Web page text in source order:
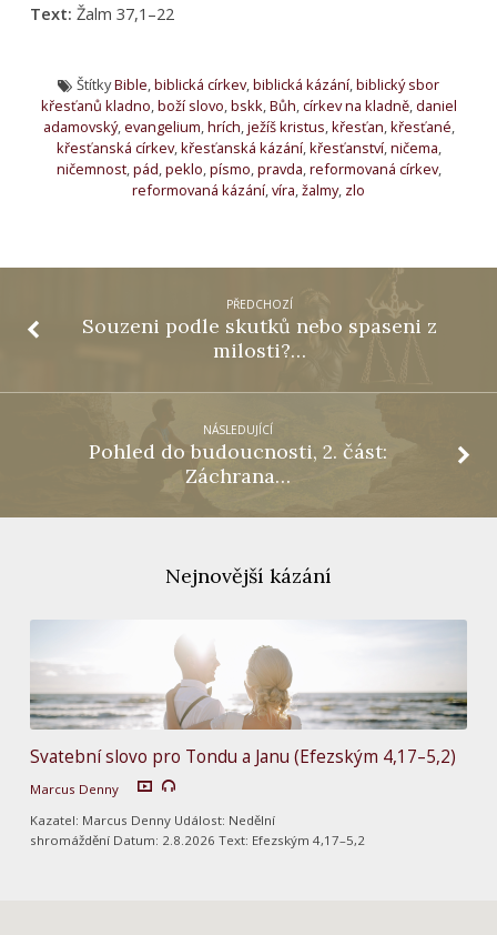
Text: Žalm 37,1–22
ŠtítkyBible,biblická církev,biblická kázání,biblický sbor
křesťanů kladno,boží slovo,bskk,Bůh,církev na kladně,daniel
adamovský,evangelium,hrích,ježíš kristus,křesťan,křesťané,
křesťanská církev,křesťanská kázání,křesťanství,ničema,
ničemnost,pád,peklo,písmo,pravda,reformovaná církev,
reformovaná kázání,víra,žalmy, zlo
PŘEDCHOZÍ
Souzeni podle skutků nebo spaseni z
milosti?…
NÁSLEDUJÍCÍ
Pohled do budoucnosti, 2. část:
Záchrana…
Nejnovější kázání
Svatební slovo pro Tondu a Janu (Efezským 4,17–5,2)
Marcus Denny
Kazatel: Marcus Denny Událost: Nedělní
shromáždění Datum: 2.8.2026 Text: Efezským 4,17–5,2